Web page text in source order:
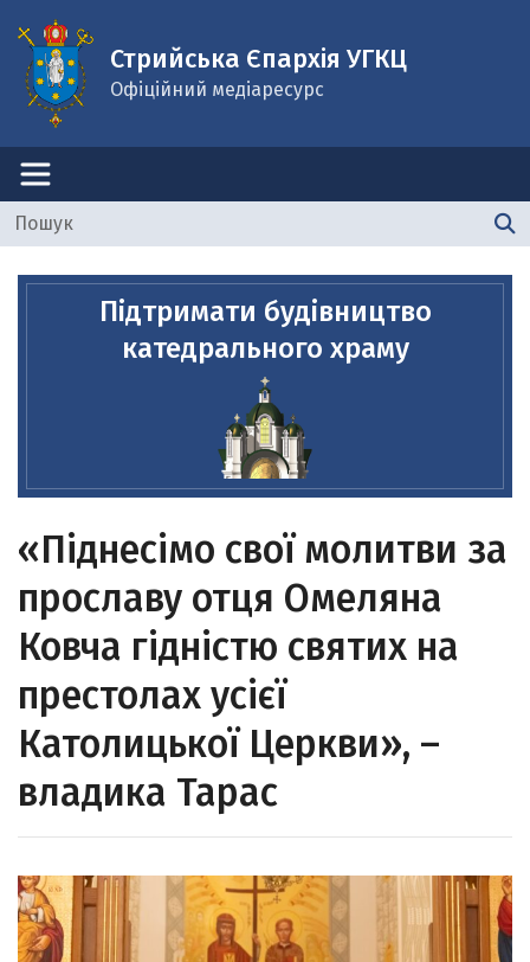
Стрийська Єпархія УГКЦ
Офіційний медіаресурс
Підтримати будівництво
катедрального храму
«Піднесімо свої молитви за
прославу отця Омеляна
Ковча гідністю святих на
престолах усієї
Католицької Церкви», –
владика Тарас